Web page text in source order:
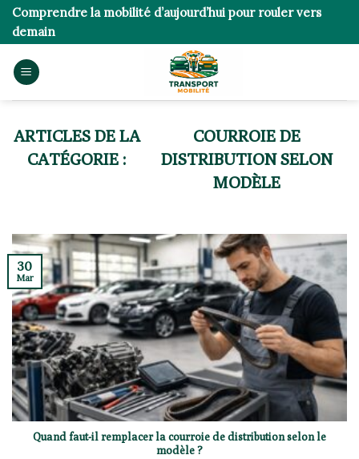
Skip
content
Comprendre la mobilité d’aujourd’hui pour rouler vers
demain
COURROIE DE
DISTRIBUTION SELON
MODÈLE
Quand faut-il remplacer la courroie de distribution selon le
modèle ?
30
Mar